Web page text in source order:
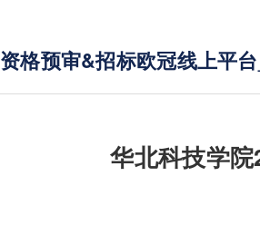
资格预审&招标欧冠线上平
华北科技学